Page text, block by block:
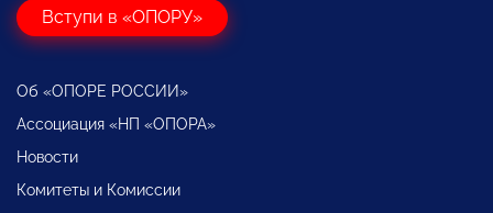
Вступи в «ОПОРУ»
Об «ОПОРЕ РОССИИ»
Ассоциация «НП «ОПОРА»
Новости
Комитеты и Комиссии